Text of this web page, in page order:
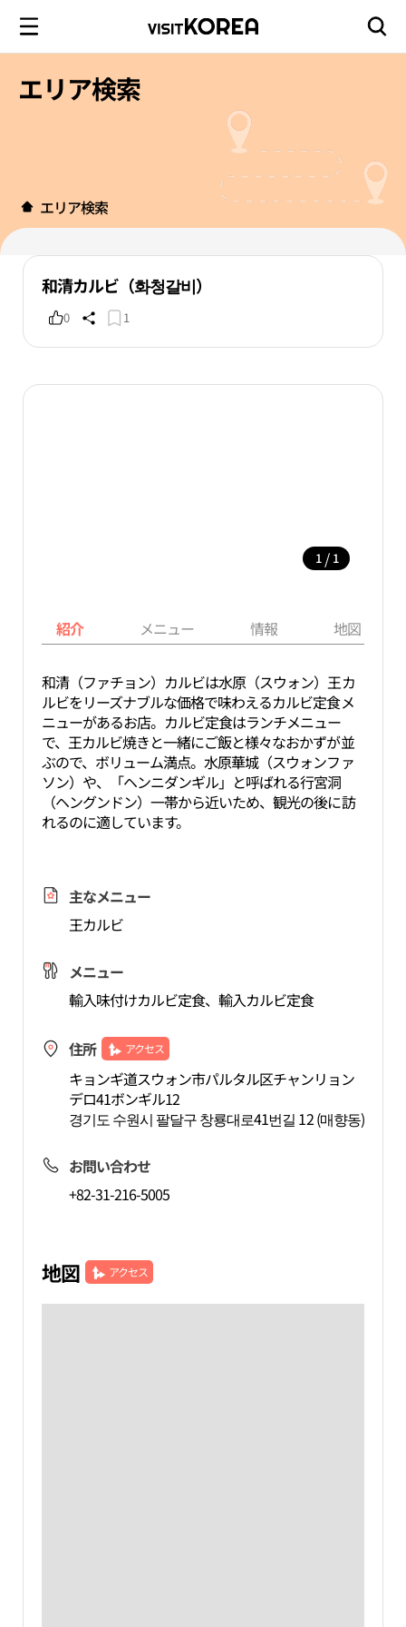
エリア検索
エリア検索
和清カルビ（화청갈비）
0 1
1 / 1
紹介 メニュー 情報 地図
和清（ファチョン）カルビは水原（スウォン）王カ
ルビをリーズナブルな価格で味わえるカルビ定食メ
ニューがあるお店。カルビ定食はランチメニュー
で、王カルビ焼きと一緒にご飯と様々なおかずが並
ぶので、ボリューム満点。水原華城（スウォンファ
ソン）や、「ヘンニダンギル」と呼ばれる行宮洞
（ヘングンドン）一帯から近いため、観光の後に訪
れるのに適しています。
主なメニュー
王カルビ
メニュー
輸入味付けカルビ定食、輸入カルビ定食
住所 アクセス
キョンギ道スウォン市パルタル区チャンリョン
デロ41ボンギル12
경기도 수원시 팔달구 창룡대로41번길 12 (매향동)
お問い合わせ
+82-31-216-5005
地図 アクセス